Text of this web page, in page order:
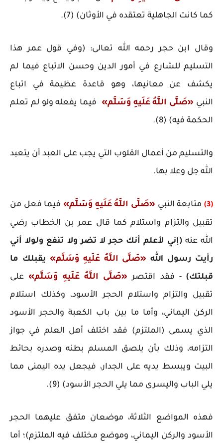
كما كانت الجاهلية تعتقده في الأوثان) (7).
وقال ابن حجر رحمه الله تعالى: (وفي قول عمر هذا
التسليم للشارع في أمور الدين وحسن الاتباع فيما لم
يكشف عن معانيها، وهو قاعدة عظيمة في اتباع
النبي «صَلَّى اللَّهُ عَلَيهِ وَسَلَّم»
فيما يفعله ولو لم تعلم
الحكمة فيه) (8).
والتسليم من أعمال القلوب التي يجب على العبد أن يتعبد
الله جل وعلا بها.
(3) متابعة النبي «صَلَّى اللَّهُ عَلَيهِ وَسَلَّم» فيما فعل من
تقبيل والتزام واستلام كما قال عمر بن الخطاب رضي
الله عنه(إني لأعلم أنك حجر لا تضر ولا تنفع ولولا أني
رأيت رسول الله «صَلَّى اللَّهُ عَلَيهِ وَسَلَّم» يقبلك ما
قبلتك) - فقد اقتصر «صَلَّى اللَّهُ عَلَيهِ وَسَلَّم» على
تقبيل والتزام واستلام الحجر الأسود، وكذلك استلام
الركن اليماني، وأما ما بين باب الكعبة والحجر الأسود
الذي يسمى (الملتزم) فقد اختلف أهل العلم في جواز
التزامه، وذلك بأن يلصق المسلم بطنه وصدره بحائط
البيت ويبسط يديه على الجدار، فيجعل يده اليمنى مما
يلي الباب واليسرى مما يلي الحجر الأسود) (9).
فهذه المواضع الثلاثة، موضعان متفق عليهما الحجر
الأسود والركن اليماني، وموضع مختلف فيه الملتزم)؛ أما